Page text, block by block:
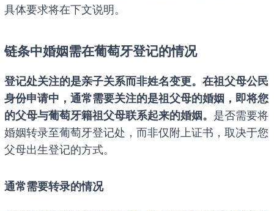
具体要求将在下文说明。
链条中婚姻需在葡萄牙登记的情况
登记处关注的是亲子关系而非姓名变更。在祖父母公民
身份申请中，通常需要关注的是祖父母的婚姻，即将您
的父母与葡萄牙籍祖父母联系起来的婚姻。 是否需要将
婚姻转录至葡萄牙登记处，而非仅附上证书，取决于您
父母出生登记的方式。
通常需要转录的情况